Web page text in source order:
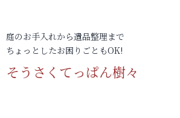
庭のお手入れから遺品整理まで
ちょっとしたお困りごともOK!
そうさくてっぱん樹々